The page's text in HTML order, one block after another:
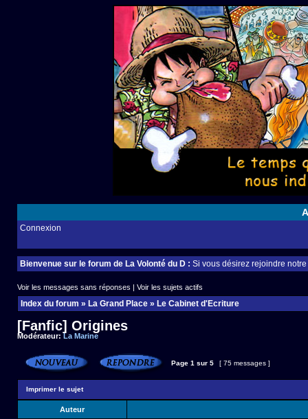
Connexion
Bienvenue sur le forum de La Volonté du D : Si vous désirez rejoindre
Voir les messages sans réponses | Voir les sujets actifs
Index du forum » La Grand Place » Le Cabinet d'Ecriture
[Fanfic] Origines
Modérateur:La Marine
Page 1 sur 5 [ 75 messages ]
Imprimer le sujet
Auteur